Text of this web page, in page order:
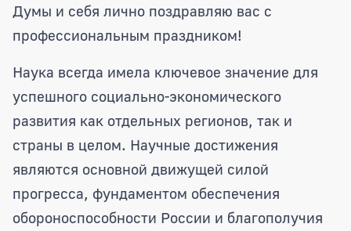
Думы и себя лично поздравляю вас с
профессиональным праздником!
Наука всегда имела ключевое значение для
успешного социально-экономического
развития как отдельных регионов, так и
страны в целом. Научные достижения
являются основной движущей силой
прогресса, фундаментом обеспечения
обороноспособности России и благополучия